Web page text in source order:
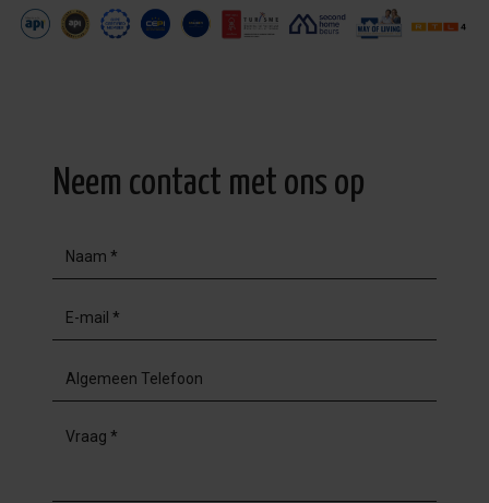
Neem contact met ons op